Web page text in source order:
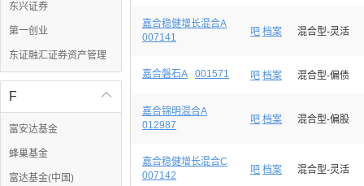
东兴证券
第一创业
东证融汇证券资产管理

F
富安达基金
蜂巢基金
富达基金(中国)
嘉合稳健增长混合A
007141
吧 档案 混合型-灵活
嘉合磐石A 001571 吧 档案 混合型-偏债
嘉合锦明混合A
012987
吧 档案 混合型-偏股
嘉合稳健增长混合C
007142
吧 档案 混合型-灵活